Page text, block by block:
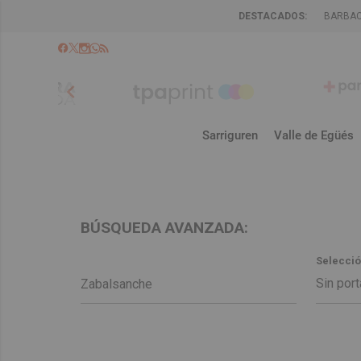
DESTACADOS:
chevron_left
Sarriguren Valle de Egüés
BÚSQUEDA AVANZADA: